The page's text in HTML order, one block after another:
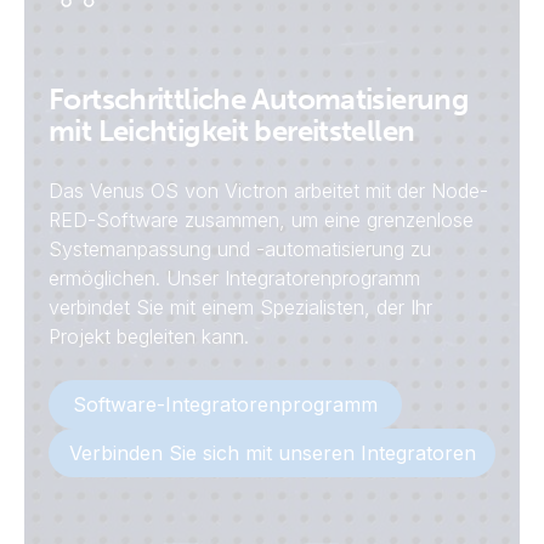
Fortschrittliche Automatisierung
mit Leichtigkeit bereitstellen
Das Venus OS von Victron arbeitet mit der Node-
RED-Software zusammen, um eine grenzenlose
Systemanpassung und -automatisierung zu
ermöglichen. Unser Integratorenprogramm
verbindet Sie mit einem Spezialisten, der Ihr
Projekt begleiten kann.
Software-Integratorenprogramm
Verbinden Sie sich mit unseren Integratoren